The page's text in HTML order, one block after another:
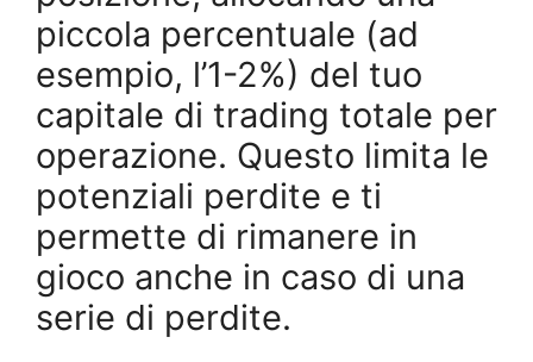
piccola percentuale (ad
esempio, l’1-2%) del tuo
capitale di trading totale per
operazione. Questo limita le
potenziali perdite e ti
permette di rimanere in
gioco anche in caso di una
serie di perdite.